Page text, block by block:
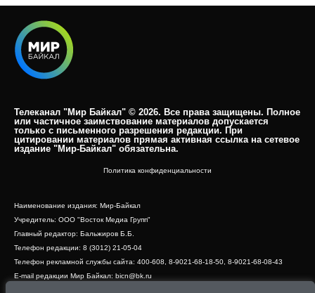
Телеканал "Мир Байкал" © 2026. Все права защищены. Полное
или частичное заимствование материалов допускается
только с письменного разрешения редакции. При
цитировании материалов прямая активная ссылка на сетевое
издание "Мир-Байкал" обязательна.​
Политика конфиденциальности
Наименование издания: Мир-Байкал
Учредитель: ООО "Восток Медиа Групп"
Главный редактор: Бальжиров Б.Б.
Телефон редакции: 8 (3012) 21-05-04
Телефон рекламной службы сайта: 400-608, 8-9021-68-18-50, 8-9021-68-08-43
E-mail редакции Мир Байкал: bicn@bk.ru